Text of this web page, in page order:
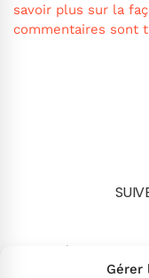
Gérer
savoir plus sur la
commentaires sont
Search